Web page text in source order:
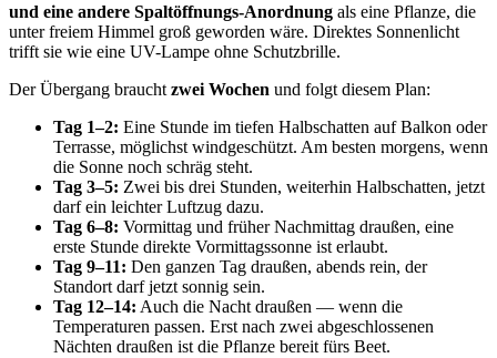
und eine andere Spaltöffnungs-Anordnung als eine Pflanze, die
unter freiem Himmel groß geworden wäre. Direktes Sonnenlicht
trifft sie wie eine UV-Lampe ohne Schutzbrille.
Der Übergang braucht zwei Wochen und folgt diesem Plan:
Tag 1–2: Eine Stunde im tiefen Halbschatten auf Balkon oder
Terrasse, möglichst windgeschützt. Am besten morgens, wenn
die Sonne noch schräg steht.
Tag 3–5: Zwei bis drei Stunden, weiterhin Halbschatten, jetzt
darf ein leichter Luftzug dazu.
Tag 6–8: Vormittag und früher Nachmittag draußen, eine
erste Stunde direkte Vormittagssonne ist erlaubt.
Tag 9–11: Den ganzen Tag draußen, abends rein, der
Standort darf jetzt sonnig sein.
Tag 12–14: Auch die Nacht draußen — wenn die
Temperaturen passen. Erst nach zwei abgeschlossenen
Nächten draußen ist die Pflanze bereit fürs Beet.